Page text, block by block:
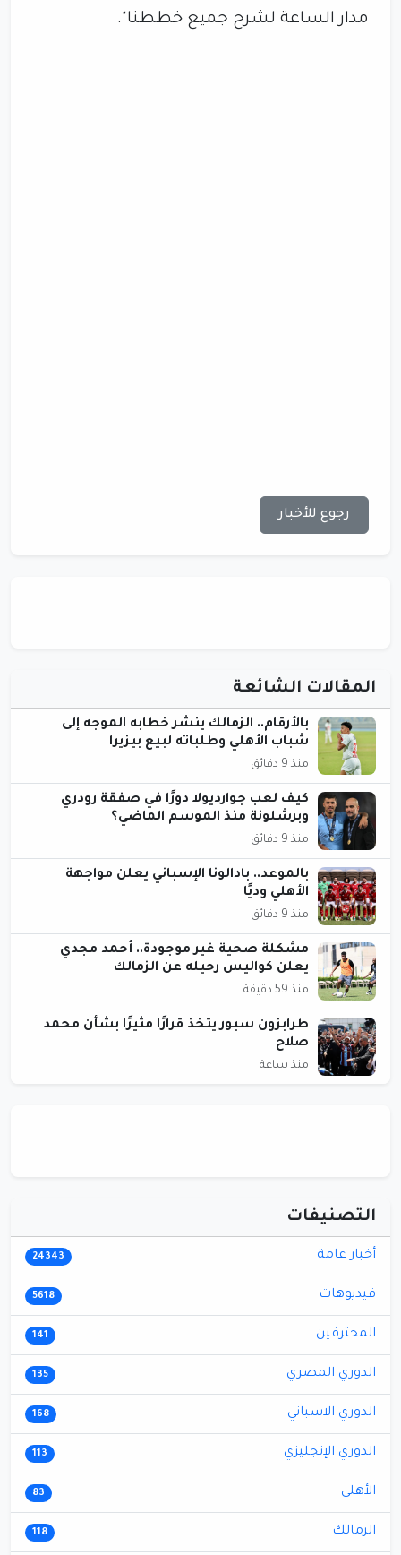
مدار الساعة لشرح جميع خططنا".
رجوع للأخبار
المقالات الشائعة
بالأرقام.. الزمالك ينشر خطابه الموجه إلى
شباب الأهلي وطلباته لبيع بيزيرا
منذ 9 دقائق
كيف لعب جوارديولا دورًا في صفقة رودري
وبرشلونة منذ الموسم الماضي؟
منذ 9 دقائق
بالموعد.. بادالونا الإسباني يعلن مواجهة
الأهلي وديًا
منذ 9 دقائق
مشكلة صحية غير موجودة.. أحمد مجدي
يعلن كواليس رحيله عن الزمالك
منذ 59 دقيقة
طرابزون سبور يتخذ قرارًا مثيرًا بشأن محمد
صلاح
منذ ساعة
التصنيفات
أخبار عامة 24343
فيديوهات 5618
المحترفين 141
الدوري المصري 135
الدوري الاسباني 168
الدوري الإنجليزي 113
الأهلي 83
الزمالك 118